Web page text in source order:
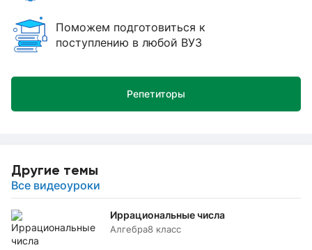
Другие темы
Все видеоуроки
Иррациональные числа
Алгебра8 класс
Поможем подготовиться к
поступлению в любой ВУЗ
Репетиторы